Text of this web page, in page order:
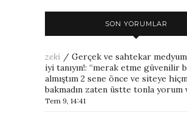
SON YORUMLAR
zeki / Gerçek ve sahtekar
iyi tanıyın!: “merak etme güvenilir
almıştım 2 sene önce ve siteye
bakmadın zaten üstte tonla yorum
Tem 9, 14:41